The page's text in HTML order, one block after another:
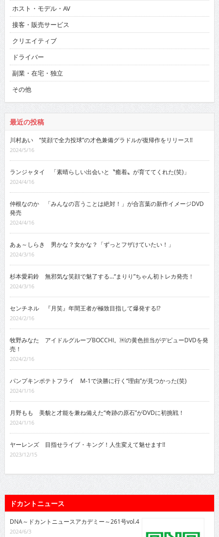
ホスト・モデル・AV
接客・販売サービス
クリエイティブ
ドライバー
副業・在宅・独立
その他
最近の投稿
川村あい “笑顔で全力投球”の才色兼備グラドルが復帰作をリリース!!
2024/5/16
ランジャタイ 「素晴らしい出会いと〝癒着〟が育ててくれた(笑)」
2024/4/16
仲根なのか 「みんなの言うことは絶対！」が合言葉の新作イメージDVD
発売
2024/4/16
あぁ～しらき 男かな？女かな？「ずっとフザけていたい！」
2024/3/16
杉本愛莉鈴 無邪気な笑顔で魅了する…“まりり”ちゃん初トレカ発売！
2024/3/16
センチネル 『月笑』年間王者が極致目指して爆発する!?
2024/2/16
牧野みなた アイドルグループBOCCHI。￼の黄色担当がデビューDVDを発
売！
2024/2/16
パンプキンポテトフライ M-1で決勝に行く“理由”が見つかった(笑)
2024/1/16
月野もも 美貌と才能を兼ね備えた“奇跡の原石”がDVDに初挑戦！
2024/1/16
ヤーレンズ 目指せライブ・キング！人生変えて魅せます!!
2023/12/15
ドカントニュース
DNA～ドカントニュースアカデミー～261号vol.4
2024/6/3